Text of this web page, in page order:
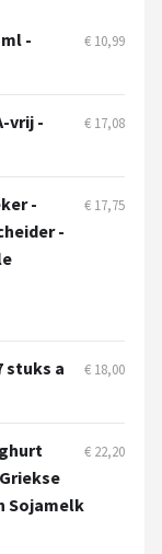
-
€ 10,99
vrij -
€ 17,08
-
-
€ 17,75
stuks a
€ 18,00
Sojamelk
€ 22,20